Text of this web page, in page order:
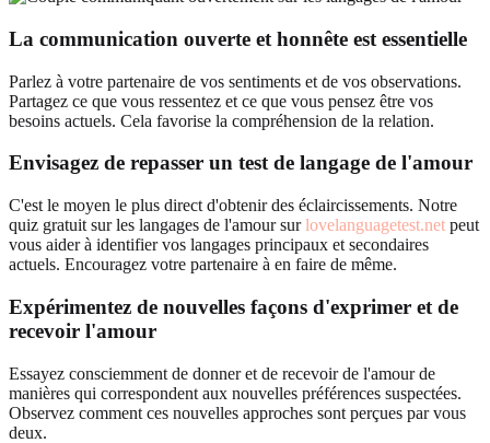
La communication ouverte et honnête est essentielle
Parlez à votre partenaire de vos sentiments et de vos observations.
Partagez ce que vous ressentez et ce que vous pensez être vos
besoins actuels. Cela favorise la compréhension de la relation.
Envisagez de repasser un test de langage de l'amour
C'est le moyen le plus direct d'obtenir des éclaircissements. Notre
quiz gratuit sur les langages de l'amour surlovelanguagetest.net peut
vous aider à identifier vos langages principaux et secondaires
actuels. Encouragez votre partenaire à en faire de même.
Expérimentez de nouvelles façons d'exprimer et de
recevoir l'amour
Essayez consciemment de donner et de recevoir de l'amour de
manières qui correspondent aux nouvelles préférences suspectées.
Observez comment ces nouvelles approches sont perçues par vous
deux.